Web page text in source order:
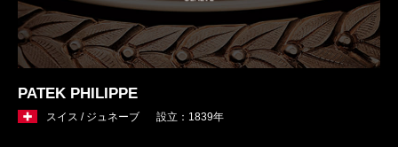
PATEK PHILIPPE
スイス / ジュネーブ 設立：1839年